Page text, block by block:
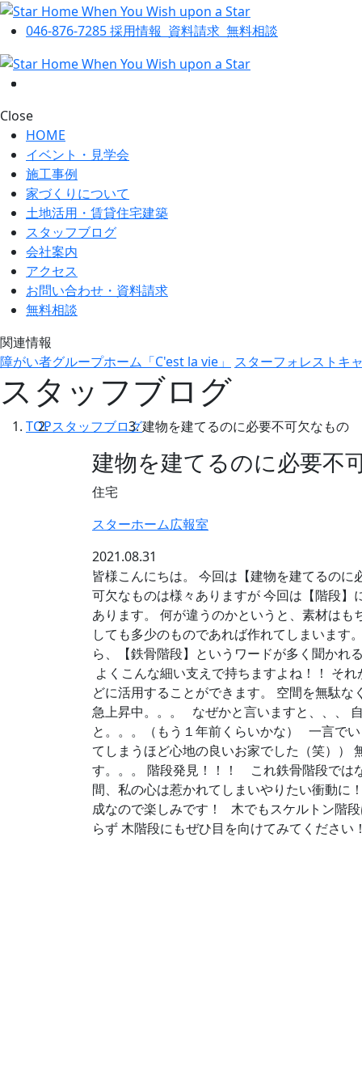
046-876-7285採用情報 資料請求 無料相談
Close
HOME
イベント・見学会
施工事例
家づくりについて
土地活用・賃貸住宅建築
スタッフブログ
会社案内
アクセス
お問い合わせ・資料請求
無料相談
関連情報
障がい者グループホーム「C'est la vie」
スターフォレストキ
スタッフブログ
TOPスタッフブログ建物を建てるのに必要不可欠なもの
建物を建てるのに必要不
住宅
スターホーム広報室
2021.08.31
皆様こんにちは。 今回は【建物を建てるの
可欠なものは様々ありますが 今回は【階段
あります。 何が違うのかというと、素材は
しても多少のものであれば作れてしまいます
ら、【鉄骨階段】というワードが多く聞かれ
よくこんな細い支えで持ちますよね！！ そ
どに活用することができます。 空間を無駄な
急上昇中。。。 なぜかと言いますと、、、
と。。。（もう１年前くらいかな） 一言で
てしまうほど心地の良いお家でした（笑）
す。。。 階段発見！！！
これ鉄骨階段では
間、私の心は惹かれてしまいやりたい衝動に
成なので楽しみです！ 木でもスケルトン階
らず 木階段にもぜひ目を向けてみてくださ